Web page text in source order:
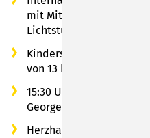
mit Mitgliedern der
Lichtstube Rödental
Kinderstraßenflohmarkt
von 13 bis 17 Uhr
15:30 Uhr
Georgenberg
Herzhafte Schmankerl